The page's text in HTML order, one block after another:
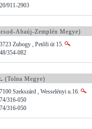
20/911-2903
Abaúj-Zemplén Megye)
3723 Zubogy , Petőfi út 15.
48/354-082
(Tolna Megye)
7100 Szekszárd , Wesselényi u.16.
74/316-050
74/316-050